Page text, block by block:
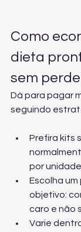
Como
dieta
sem
Dá para pagar
seguindo
Prefira kits
por unidade.
Escolha
objetivo:
caro e não
Varie